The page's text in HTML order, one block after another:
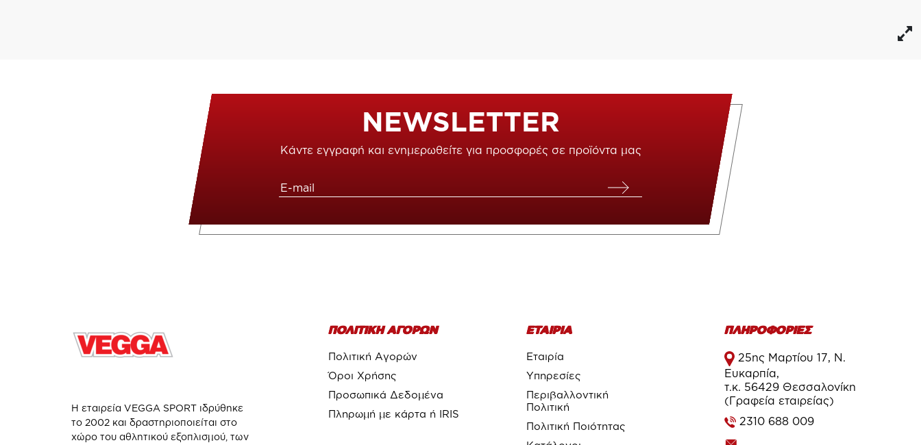
NEWSLETTER
Κάντε εγγραφή και ενημερωθείτε για προσφορές σε προϊόντα μας
Η εταιρεία VEGGA SPORT ιδρύθηκε
το 2002 και δραστηριοποιείται στο
χώρο του αθλητικού εξοπλισμού, των
ΠΟΛΙΤΙΚΗ ΑΓΟΡΩΝ
Πολιτική Αγορών
Όροι Χρήσης
Προσωπικά Δεδομένα
Πληρωμή με κάρτα ή IRIS
ΕΤΑΙΡΙΑ
Εταιρία
Υπηρεσίες
Περιβαλλοντική
Πολιτική
Πολιτική Ποιότητας
ΠΛΗΡΟΦΟΡΙΕΣ
25ης Μαρτίου 17, Ν.
Ευκαρπία,
τ.κ. 56429 Θεσσαλονίκη
(Γραφεία εταιρείας)
2310 688 009